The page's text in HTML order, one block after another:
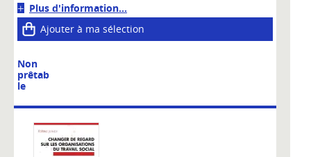
Plus d'information...
Ajouter à ma sélection
Non
prêtab
le